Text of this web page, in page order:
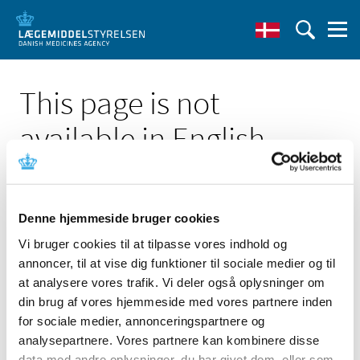
Denne hjemmeside bruger cookies
Vi bruger cookies til at tilpasse vores indhold og
annoncer, til at vise dig funktioner til sociale medier og til
at analysere vores trafik. Vi deler også oplysninger om
din brug af vores hjemmeside med vores partnere inden
for sociale medier, annonceringspartnere og
analysepartnere. Vores partnere kan kombinere disse
This page is not
available in English
Click here to see the Danish page 'CoaguChek XS PT Test
PST/ CoaguChek XS PT Test/ CoaguChek PT Test'
Go to English frontpage